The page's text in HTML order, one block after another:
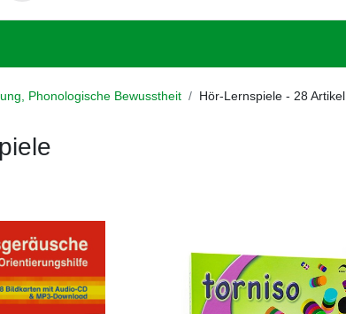
Phonologische Bewusstheit Hör-Lernspiele- 28 Artikel